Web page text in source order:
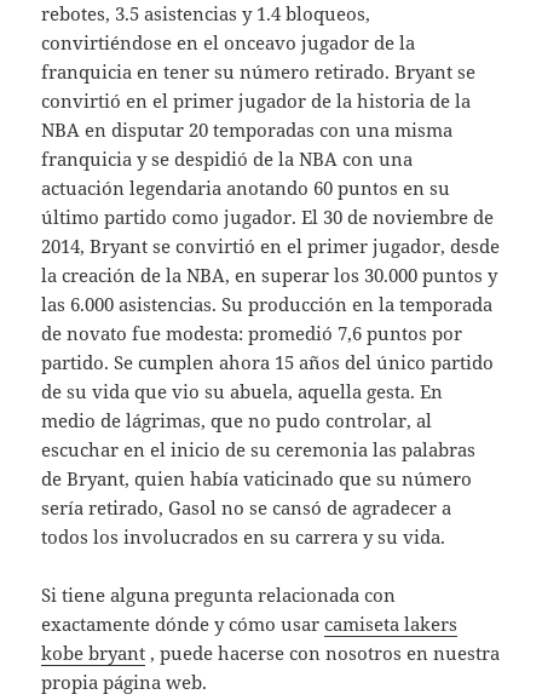
rebotes, 3.5 asistencias y 1.4 bloqueos,
convirtiéndose en el onceavo jugador de la
franquicia en tener su número retirado. Bryant se
convirtió en el primer jugador de la historia de la
NBA en disputar 20 temporadas con una misma
franquicia y se despidió de la NBA con una
actuación legendaria anotando 60 puntos en su
último partido como jugador. El 30 de noviembre de
2014, Bryant se convirtió en el primer jugador, desde
la creación de la NBA, en superar los 30.000 puntos y
las 6.000 asistencias. Su producción en la temporada
de novato fue modesta: promedió 7,6 puntos por
partido. Se cumplen ahora 15 años del único partido
de su vida que vio su abuela, aquella gesta. En
medio de lágrimas, que no pudo controlar, al
escuchar en el inicio de su ceremonia las palabras
de Bryant, quien había vaticinado que su número
sería retirado, Gasol no se cansó de agradecer a
todos los involucrados en su carrera y su vida.
Si tiene alguna pregunta relacionada con
exactamente dónde y cómo usarcamiseta lakers
kobe bryant , puede hacerse con nosotros en nuestra
propia página web.